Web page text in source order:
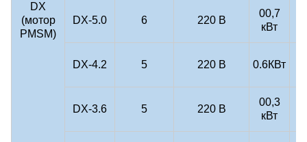
DX
(мотор
PMSM)
DX-5.0 6 220 В
00,7
кВт
DX-4.2 5 220 В 0.6КВт
DX-3.6 5 220 В
00,3
кВт